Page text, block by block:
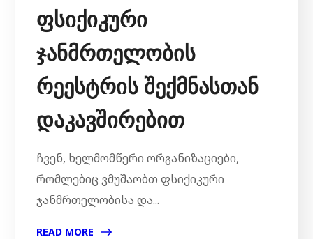
ფსიქიკური
ჯანმრთელობის
რეესტრის შექმნასთან
დაკავშირებით
ჩვენ, ხელმომწერი ორგანიზაციები,
რომლებიც ვმუშაობთ ფსიქიკური
ჯანმრთელობისა და...
READ MORE